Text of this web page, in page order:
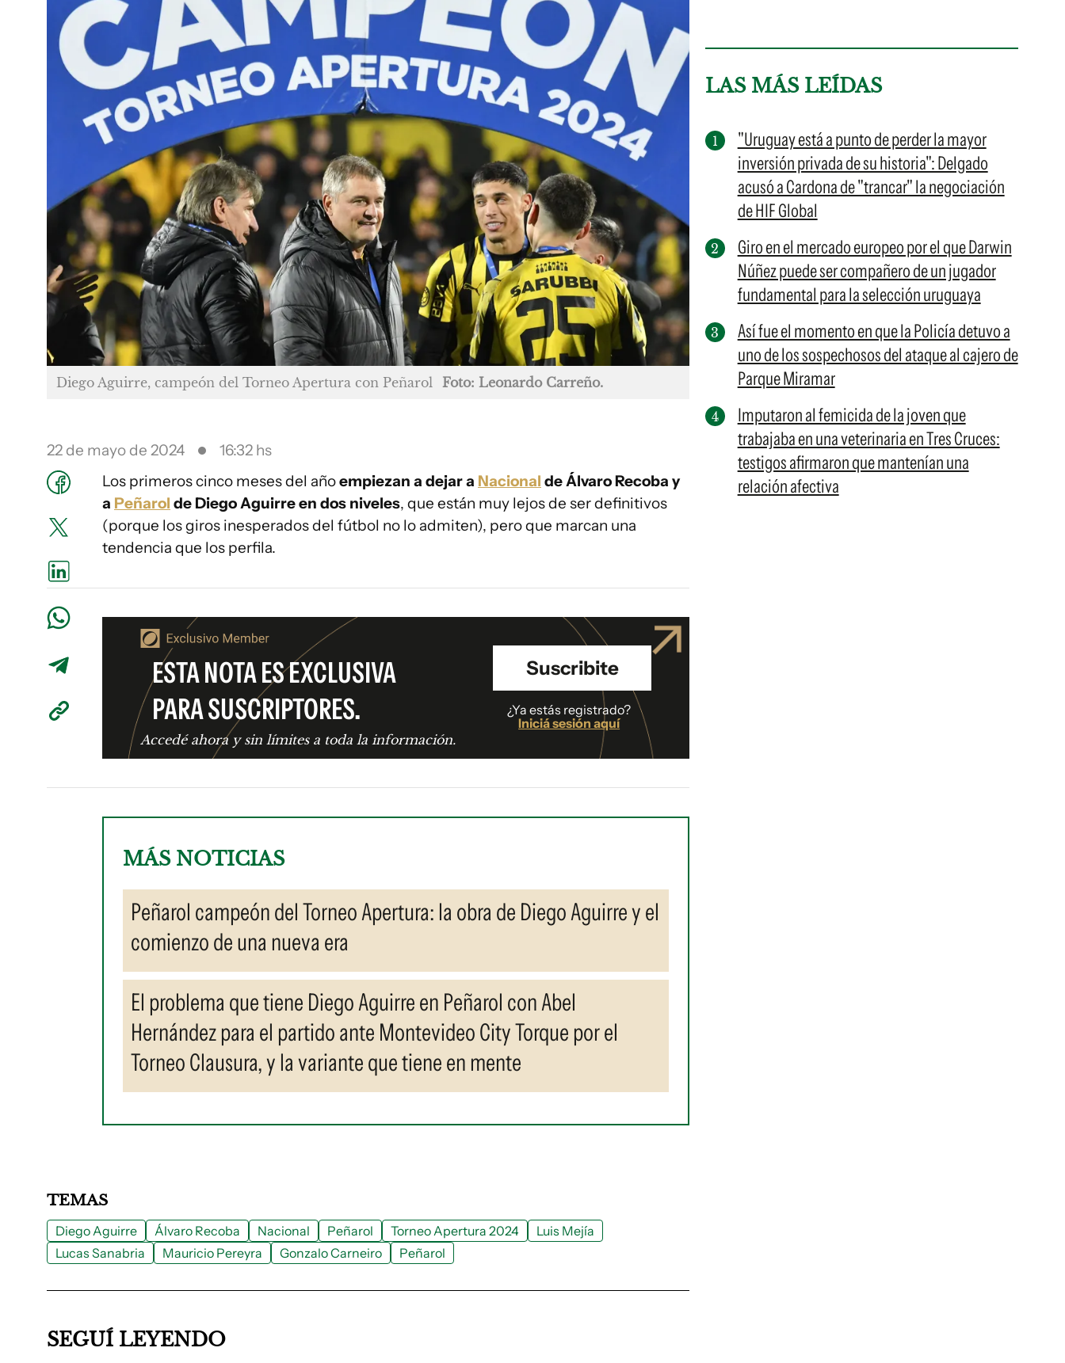
Diego Aguirre, campeón del Torneo Apertura con Peñarol Foto: Leonardo Carreño.
22 de mayo de 2024
16:32 hs
Los primeros cinco meses del añoempiezan a dejar a Nacional de Álvaro Recoba y
a Peñarol de Diego Aguirre en dos niveles, que están muy lejos de ser definitivos
(porque los giros inesperados del fútbol no lo admiten), pero que marcan una
tendencia que los perfila.
ESTA NOTA ES EXCLUSIVA
PARA SUSCRIPTORES.
Accedé ahora y sin límites a toda la información.
Suscribite
¿Ya estás registrado?
Iniciá sesión aquí
MÁS NOTICIAS
Peñarol campeón del Torneo Apertura: la obra de Diego Aguirre y el
comienzo de una nueva era
El problema que tiene Diego Aguirre en Peñarol con Abel
Hernández para el partido ante Montevideo City Torque por el
Torneo Clausura, y la variante que tiene en mente
LAS MÁS LEÍDAS
"Uruguay está a punto de perder la mayor
inversión privada de su historia": Delgado
acusó a Cardona de "trancar" la negociación
de HIF Global
Giro en el mercado europeo por el que Darwin
Núñez puede ser compañero de un jugador
fundamental para la selección uruguaya
Así fue el momento en que la Policía detuvo a
uno de los sospechosos del ataque al cajero de
Parque Miramar
Imputaron al femicida de la joven que
trabajaba en una veterinaria en Tres Cruces:
testigos afirmaron que mantenían una
relación afectiva
TEMAS
Diego Aguirre Álvaro Recoba Nacional Peñarol Torneo Apertura 2024
Luis Mejía
Lucas Sanabria
Mauricio Pereyra Gonzalo Carneiro Peñarol
SEGUÍ LEYENDO